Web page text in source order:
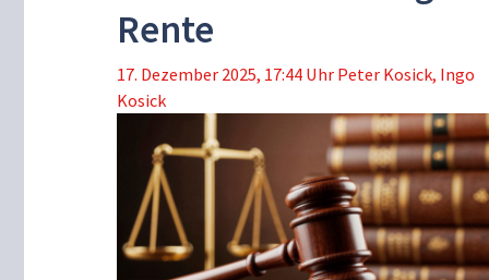
Rente
17. Dezember 2025, 17:44 Uhr Peter Kosick, Ingo
Kosick